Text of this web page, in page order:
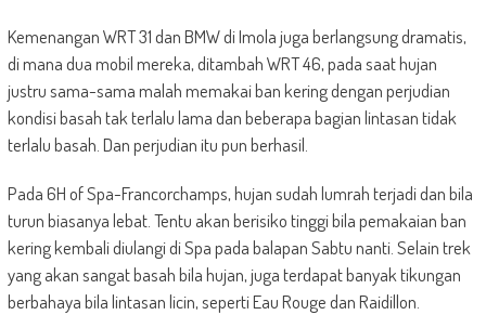
Kemenangan WRT 31 dan BMW di Imola juga berlangsung dramatis,
di mana dua mobil mereka, ditambah WRT 46, pada saat hujan
justru sama-sama malah memakai ban kering dengan perjudian
kondisi basah tak terlalu lama dan beberapa bagian lintasan tidak
terlalu basah. Dan perjudian itu pun berhasil.
Pada 6H of Spa-Francorchamps, hujan sudah lumrah terjadi dan bila
turun biasanya lebat. Tentu akan berisiko tinggi bila pemakaian ban
kering kembali diulangi di Spa pada balapan Sabtu nanti. Selain trek
yang akan sangat basah bila hujan, juga terdapat banyak tikungan
berbahaya bila lintasan licin, seperti Eau Rouge dan Raidillon.